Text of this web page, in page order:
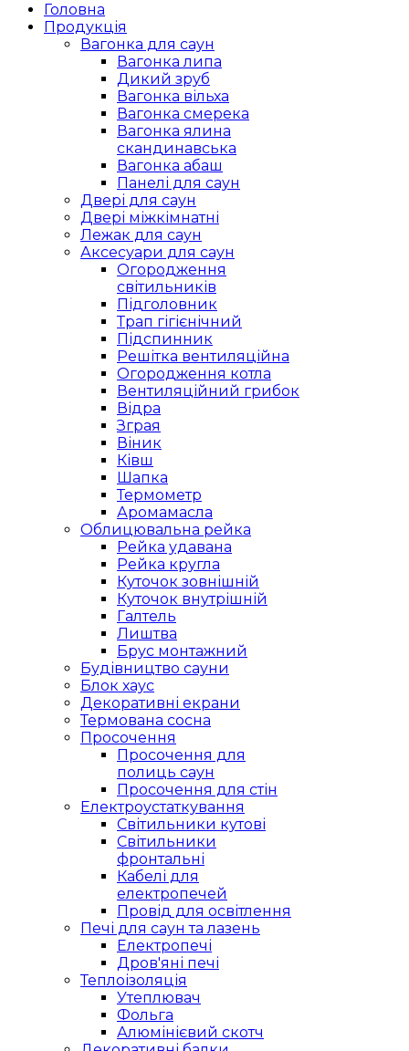
Головна
Продукція
Вагонка для саун
Вагонка липа
Дикий зруб
Вагонка вільха
Вагонка смерека
Вагонка ялина
скандинавська
Вагонка абаш
Панелі для саун
Двері для саун
Двері міжкімнатні
Лежак для саун
Аксесуари для саун
Огородження
світильників
Підголовник
Трап гігієнічний
Підспинник
Решітка вентиляційна
Огородження котла
Вентиляційний грибок
Відра
Зграя
Віник
Ківш
Шапка
Термометр
Аромамасла
Облицювальна рейка
Рейка удавана
Рейка кругла
Куточок зовнішній
Куточок внутрішній
Галтель
Лиштва
Брус монтажний
Будівництво сауни
Блок хаус
Декоративні екрани
Термована сосна
Просочення
Просочення для
полиць саун
Просочення для стін
Електроустаткування
Світильники кутові
Світильники
фронтальні
Кабелі для
електропечей
Провід для освітлення
Печі для саун та лазень
Електропечі
Дров'яні печі
Теплоізоляція
Утеплювач
Фольга
Алюмінієвий скотч